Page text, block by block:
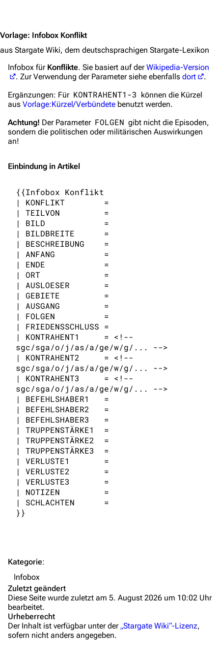
Navigation
Hauptseite
Zufälliger Artikel
Datei hochladen
Filme und Serien
Überblick
Stargate Atlantis
Stargate Universe
Stargate Origins
Stargate Infinity
Stargate-Romane
Filme
Das Stargate-Universum
Themenportal
Personen
Völker
Orte
Objekte
Zeitleiste
Fanprojekte
Kommerzielles
Letzte Änderungen
Wiki-Diskussion
Vorlage: Infobox Konflikt
aus Stargate Wiki, dem deutschsprachigen Stargate-Lexikon
Infobox für Konflikte. Sie basiert auf derWikipedia-Version
. Zur Verwendung der Parameter siehe ebenfalls dort
.
Ergänzungen: Für KONTRAHENT1-3 können die Kürzel
aus Vorlage:Kürzel/Verbündete benutzt werden.
Achtung! Der Parameter FOLGEN gibt nicht die Episoden,
sondern die politischen oder militärischen Auswirkungen
an!
Einbindung in Artikel
{{Infobox Konflikt
| KONFLIKT        =
| TEILVON         =
| BILD            =
| BILDBREITE      =
| BESCHREIBUNG    =
| ANFANG          =
| ENDE            =
| ORT             =
| AUSLOESER       =
| GEBIETE         =
| AUSGANG         =
| FOLGEN          =
| FRIEDENSSCHLUSS =
| KONTRAHENT1     = <!--
sgc/sga/o/j/as/a/ge/w/g/... -->
| KONTRAHENT2     = <!--
sgc/sga/o/j/as/a/ge/w/g/... -->
| KONTRAHENT3     = <!--
sgc/sga/o/j/as/a/ge/w/g/... -->
| BEFEHLSHABER1   =
| BEFEHLSHABER2   =
| BEFEHLSHABER3   =
| TRUPPENSTÄRKE1  =
| TRUPPENSTÄRKE2  =
| TRUPPENSTÄRKE3  =
| VERLUSTE1       =
| VERLUSTE2       =
| VERLUSTE3       =
| NOTIZEN         =
| SCHLACHTEN      =
Kategorie:
Infobox
Zuletzt geändert
Diese Seite wurde zuletzt am 5. August 2026 um 10:02 Uhr
bearbeitet.
Urheberrecht
Der Inhalt ist verfügbar unter der „Stargate Wiki“-Lizenz,
sofern nicht anders angegeben.